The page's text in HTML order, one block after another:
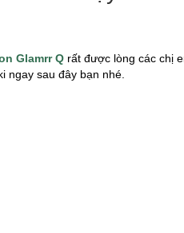
Glamrr Q rất được lòng các chị
ngay sau đây bạn nhé.